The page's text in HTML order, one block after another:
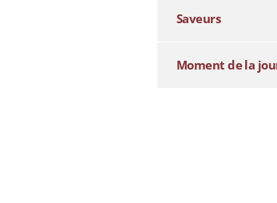
Saveurs
Moment de la